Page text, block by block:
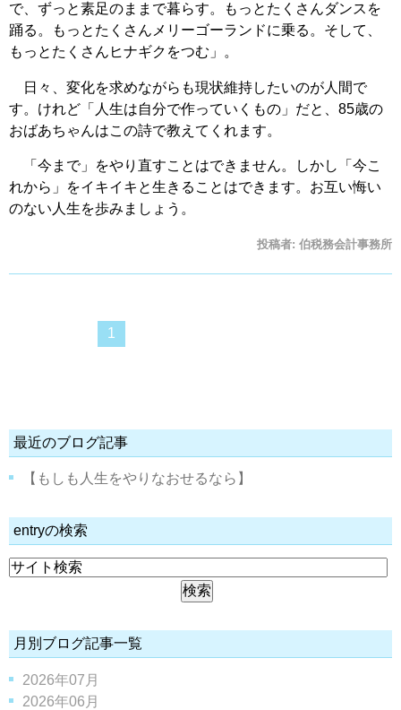
で、ずっと素足のままで暮らす。もっとたくさんダンスを
踊る。もっとたくさんメリーゴーランドに乗る。そして、
もっとたくさんヒナギクをつむ」。
日々、変化を求めながらも現状維持したいのが人間で
す。けれど「人生は自分で作っていくもの」だと、85歳の
おばあちゃんはこの詩で教えてくれます。
「今まで」をやり直すことはできません。しかし「今こ
れから」をイキイキと生きることはできます。お互い悔い
のない人生を歩みましょう。
投稿者: 伯税務会計事務所
1
最近のブログ記事
【もしも人生をやりなおせるなら】
entryの検索
月別ブログ記事一覧
2026年07月
2026年06月